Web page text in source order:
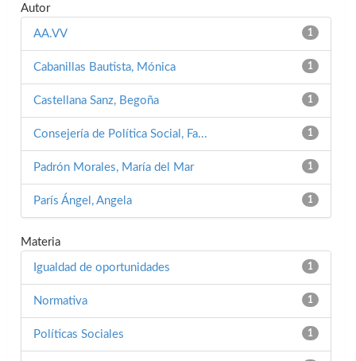
Autor
1
AA.VV
1
Cabanillas Bautista, Mónica
1
Castellana Sanz, Begoña
1
Consejería de Política Social, Fa...
1
Padrón Morales, María del Mar
1
París Ángel, Angela
Materia
1
Igualdad de oportunidades
1
Normativa
1
Políticas Sociales